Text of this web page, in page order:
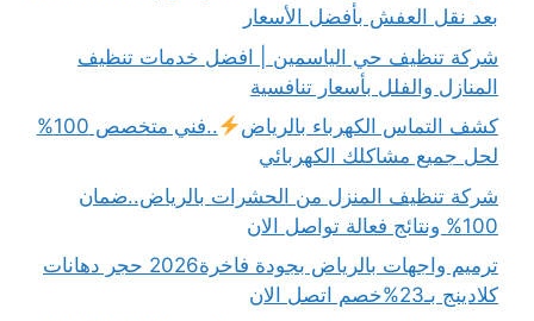
بعد نقل العفش بأفضل الأسعار
شركة تنظيف حي الياسمين | افضل خدمات تنظيف
المنازل والفلل بأسعار تنافسية
كشف التماس الكهرباء بالرياض
..فني متخصص 100%
لحل جميع مشاكلك الكهربائي
شركة تنظيف المنزل من الحشرات بالرياض..ضمان
100% ونتائج فعالة تواصل الان
ترميم واجهات بالرياض بجودة فاخرة2026 حجر دهانات
كلادينج بـ23%خصم اتصل الان